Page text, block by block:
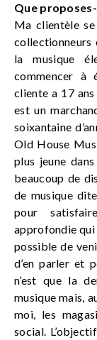
Que
Ma clientèle
collectionneurs
la musique
commencer à
cliente a 17
est un
soixantaine
Old House
plus jeune
beaucoup de
de musique
pour
approfondie qui
possible de
d’en parler et
n’est que la
musique mais,
moi, les
social.